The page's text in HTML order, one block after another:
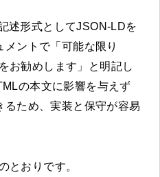
述形式としてJSON-LDを
ントで「可能な限り
お勧めします」と明記し
の本文に影響を与えず
るため、実装と保守が容易
とおりです。